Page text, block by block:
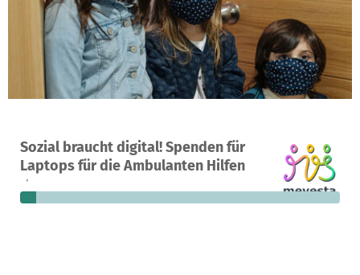
Sozial braucht digital! Spenden für
Laptops für die Ambulanten Hilfen
Ein Projekt in Böblingen, Deutschland
12
Spenden
5 % 11.398 €
fehlen noch